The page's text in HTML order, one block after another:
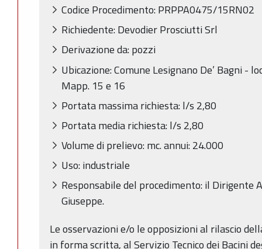
Codice Procedimento: PRPPA0475/15RN02
Richiedente: Devodier Prosciutti Srl
Derivazione da: pozzi
Ubicazione: Comune Lesignano De’ Bagni -
Mapp. 15 e 16
Portata massima richiesta: l/s 2,80
Portata media richiesta: l/s 2,80
Volume di prelievo: mc. annui: 24.000
Uso: industriale
Responsabile del procedimento: il Dirigente
Giuseppe.
Le osservazioni e/o le opposizioni al rilascio
in forma scritta, al Servizio Tecnico dei Bacini